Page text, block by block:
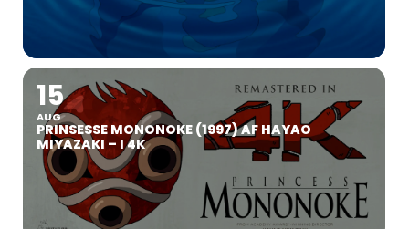
15
AUG
PRINSESSE MONONOKE (1997) AF HAYAO
MIYAZAKI – I 4K